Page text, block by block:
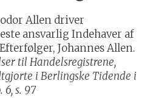
Allen driver
ansvarlig Indehaver af
Johannes Allen.
til Handelsregistrene,
i Berlingske Tidende i
6, s. 97